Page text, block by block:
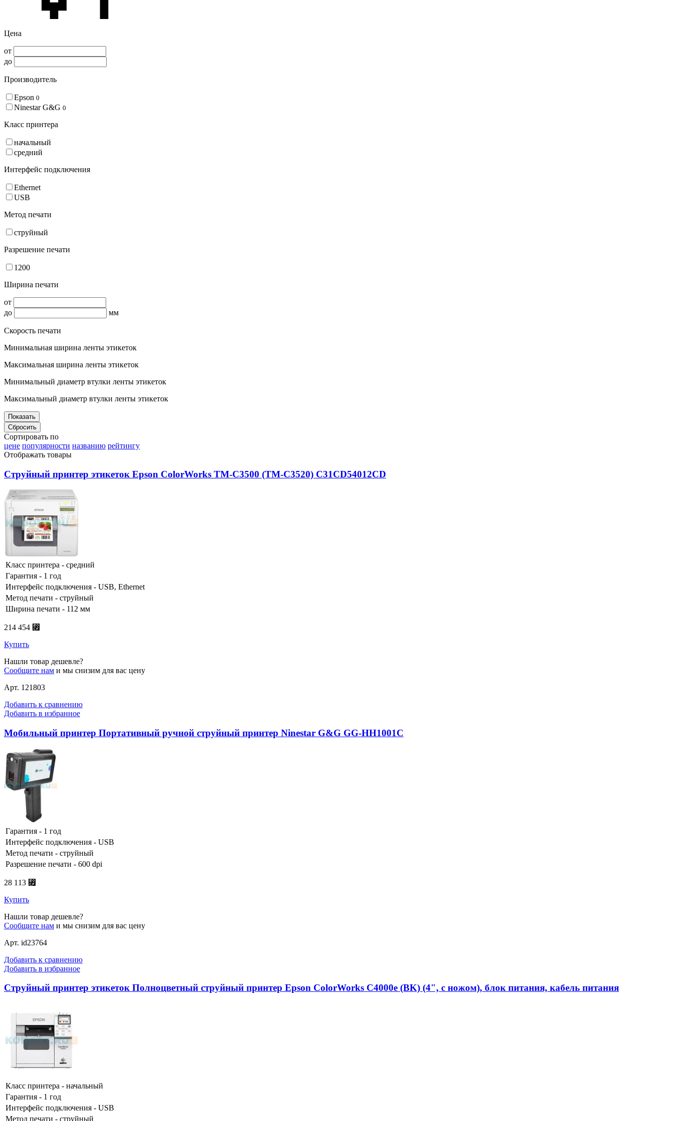
Цена
от
до
Производитель
Epson 0
Ninestar G&G 0
Класс принтера
начальный
средний
Интерфейс подключения
Ethernet
USB
Метод печати
струйный
Разрешение печати
1200
Ширина печати
от
до
мм
Скорость печати
Минимальная ширина ленты этикеток
Максимальная ширина ленты этикеток
Минимальный диаметр втулки ленты этикеток
Максимальный диаметр втулки ленты этикеток
Сортировать по
цене популярности названию рейтингу
Отображать товары
Струйный принтер этикеток Epson ColorWorks TM-C3500 (TM-C3520) C31CD54012CD
Класс принтера - средний
Гарантия - 1 год
Интерфейс подключения - USB, Ethernet
Метод печати - струйный
Ширина печати - 112 мм
214 454 ⃏
Купить
Нашли товар дешевле?
Сообщите нам и мы снизим для вас цену
Арт. 121803
Добавить к сравнению
Добавить в избранное
Мобильный принтер Портативный ручной струйный принтер Ninestar G&G GG-HH1001C
Гарантия - 1 год
Интерфейс подключения - USB
Метод печати - струйный
Разрешение печати - 600 dpi
28 113 ⃏
Купить
Нашли товар дешевле?
Сообщите нам и мы снизим для вас цену
Арт. id23764
Добавить к сравнению
Добавить в избранное
Струйный принтер этикеток Полноцветный струйный принтер Epson ColorWorks C4000e (BK) (4", с ножом), блок питания, кабель питания
Класс принтера - начальный
Гарантия - 1 год
Интерфейс подключения - USB
Метод печати - струйный